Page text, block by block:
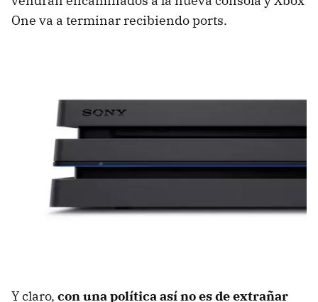
One va a terminar recibiendo ports.
Y claro, con una política así no es de extrañar